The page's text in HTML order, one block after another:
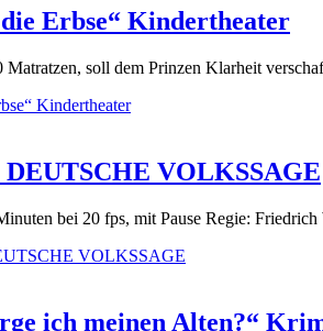
Erbse“ Kindertheater
soll dem Prinzen Klarheit
Kindertheater
DEUTSCHE VOLKSSAGE
bei 20 fps, mit Pause Regie:
VOLKSSAGE
ich meinen Alten?“